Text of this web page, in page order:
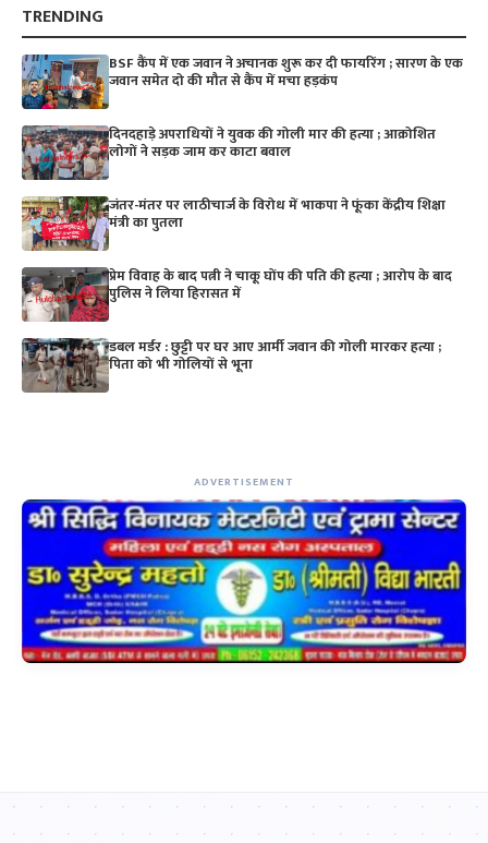
TRENDING
BSF कैंप में एक जवान ने अचानक शुरू कर दी फायरिंग ; सारण के एक
जवान समेत दो की मौत से कैंप में मचा हड़कंप
दिनदहाड़े अपराधियों ने युवक की गोली मार की हत्या ; आक्रोशित
लोगों ने सड़क जाम कर काटा बवाल
जंतर-मंतर पर लाठीचार्ज के विरोध में भाकपा ने फूंका केंद्रीय शिक्षा
मंत्री का पुतला
प्रेम विवाह के बाद पत्नी ने चाकू घोंप की पति की हत्या ; आरोप के बाद
पुलिस ने लिया हिरासत में
डबल मर्डर : छुट्टी पर घर आए आर्मी जवान की गोली मारकर हत्या ;
पिता को भी गोलियों से भूना
ADVERTISEMENT